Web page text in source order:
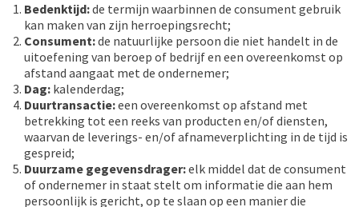
Bedenktijd:de termijn waarbinnen de consument gebruik
kan maken van zijn herroepingsrecht;
Consument:de natuurlijke persoon die niet handelt in de
uitoefening van beroep of bedrijf en een overeenkomst op
afstand aangaat met de ondernemer;
Dag: kalenderdag;
Duurtransactie:een overeenkomst op afstand met
betrekking tot een reeks van producten en/of diensten,
waarvan de leverings- en/of afnameverplichting in de tijd is
gespreid;
Duurzame gegevensdrager:elk middel dat de consument
of ondernemer in staat stelt om informatie die aan hem
persoonlijk is gericht, op te slaan op een manier die